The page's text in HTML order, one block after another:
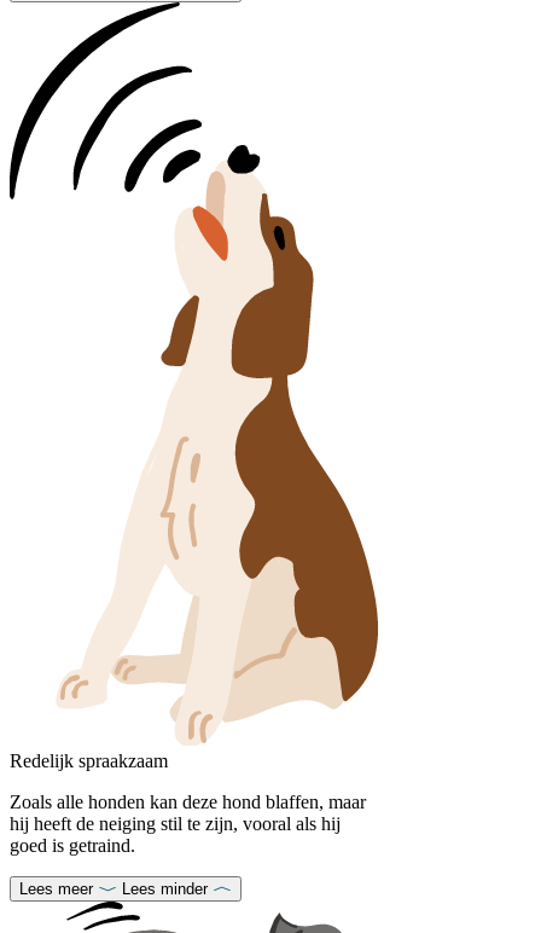
Redelijk spraakzaam
Zoals alle honden kan deze hond blaffen, maar
hij heeft de neiging stil te zijn, vooral als hij
goed is getraind.
Lees meer Lees minder